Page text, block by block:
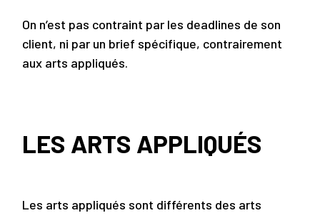
On n’est pas contraint par les deadlines de son
client, ni par un brief spécifique, contrairement
aux arts appliqués.
LES ARTS APPLIQUÉS
Les arts appliqués sont différents des arts